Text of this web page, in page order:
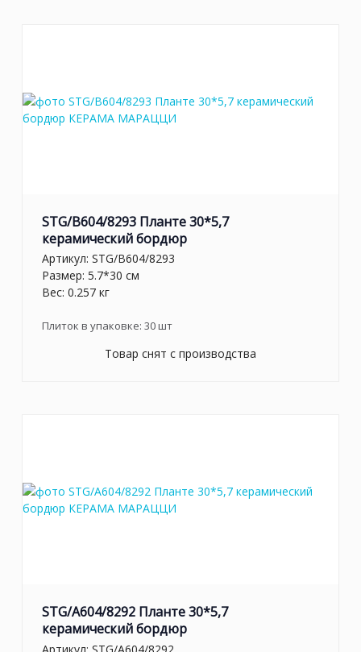
STG/B604/8293 Планте 30*5,7
керамический бордюр
Артикул: STG/B604/8293
Размер: 5.7*30 см
Вес: 0.257 кг
Плиток в упаковке: 30шт
Товар снят с производства
STG/A604/8292 Планте 30*5,7
керамический бордюр
Артикул: STG/A604/8292